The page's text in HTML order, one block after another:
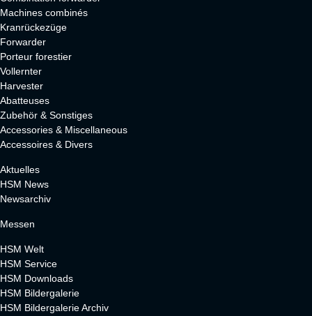
Machines combinés
Kranrückezüge
Forwarder
Porteur forestier
Vollernter
Harvester
Abatteuses
Zubehör & Sonstiges
Accessories & Miscellaneous
Accessoires & Divers
Aktuelles
HSM News
Newsarchiv
Messen
HSM Welt
HSM Service
HSM Downloads
HSM Bildergalerie
HSM Bildergalerie Archiv